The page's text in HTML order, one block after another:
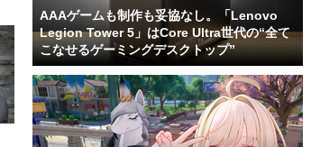
AAAゲームも制作も妥協なし。「Lenovo
Legion Tower 5」はCore Ultra世代の“全て
こなせるゲーミングデスクトップ”